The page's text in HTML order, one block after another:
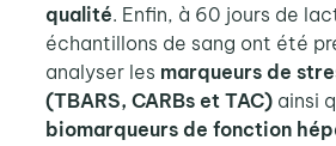
qualité. Enfin, à 60 jours de
échantillons de sang ont été
analyser les marqueurs de
(TBARS, CARBs et TAC)ainsi
biomarqueurs de fonction